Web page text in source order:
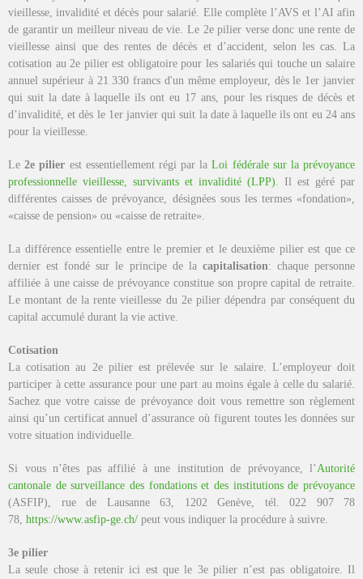
vieillesse, invalidité et décès pour salarié. Elle complète l’AVS et l’AI afin
de garantir un meilleur niveau de vie. Le 2e pilier verse donc une rente de
vieillesse ainsi que des rentes de décès et d’accident, selon les cas. La
cotisation au 2e pilier est obligatoire pour les salariés qui touche un salaire
annuel supérieur à 21 330 francs d'un même employeur, dès le 1er janvier
qui suit la date à laquelle ils ont eu 17 ans, pour les risques de décès et
d’invalidité, et dès le 1er janvier qui suit la date à laquelle ils ont eu 24 ans
pour la vieillesse.
Le 2e pilier est essentiellement régi par laLoi fédérale sur la prévoyance
professionnelle vieillesse, survivants et invalidité (LPP) . Il est géré par
différentes caisses de prévoyance, désignées sous les termes «fondation»,
«caisse de pension» ou «caisse de retraite».
La différence essentielle entre le premier et le deuxième pilier est que ce
dernier est fondé sur le principe de la capitalisation: chaque personne
affiliée à une caisse de prévoyance constitue son propre capital de retraite.
Le montant de la rente vieillesse du 2e pilier dépendra par conséquent du
capital accumulé durant la vie active.
Cotisation
La cotisation au 2e pilier est prélevée sur le salaire. L’employeur doit
participer à cette assurance pour une part au moins égale à celle du salarié.
Sachez que votre caisse de prévoyance doit vous remettre son règlement
ainsi qu’un certificat annuel d’assurance où figurent toutes les données sur
votre situation individuelle.
Si vous n’êtes pas affilié à une institution de prévoyance, l’ Autorité
cantonale de surveillance des fondations et des institutions de prévoyance
(ASFIP), rue de Lausanne 63, 1202 Genève, tél. 022 907 78
78, https://www.asfip-ge.ch/ peut vous indiquer la procédure à suivre.
3e pilier
La seule chose à retenir ici est que le 3e pilier n’est pas obligatoire. Il